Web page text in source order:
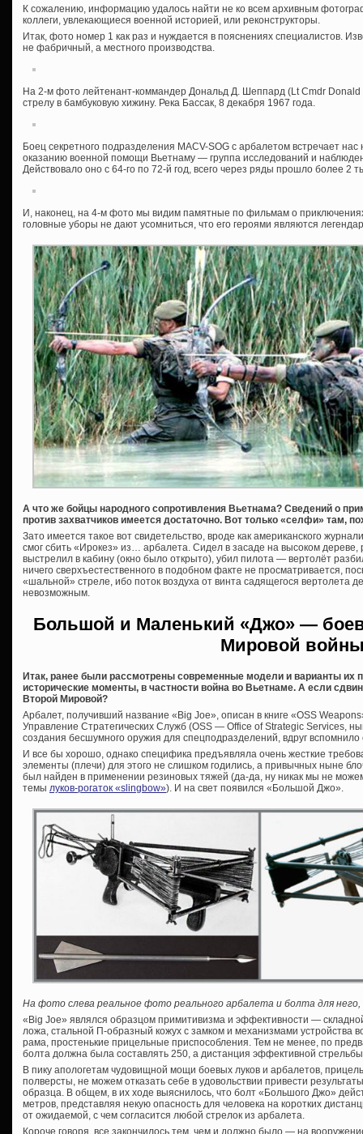
К сожалению, информацию удалось найти не ко всем архивным
коллеги, увлекающиеся военной историей, или реконструкторы.
Итак, фото номер 1 как раз и нуждается в пояснениях специалистов.
не фабричный, а местного производства.
На 2-м фото лейтенант-коммандер Дональд Д. Шеппард (Lt Cmdr Donald
стрелу в бамбуковую хижину. Река Бассак, 8 декабря 1967 года.
Боец секретного подразделения MACV-SOG с арбалетом встречает
оказанию военной помощи Вьетнаму — группа исследований и
Действовало оно с 64-го по 72-й год, всего через ряды прошло более 2
И, наконец, на 4-м фото мы видим памятные по фильмам о
головные уборы не дают усомниться, что его героями являются
А что же бойцы народного сопротивления Вьетнама? Сведений о
против захватчиков имеется достаточно. Вот только «селфи» там,
Зато имеется такое вот свидетельство, вроде как американского
смог сбить «Ирокез» из… арбалета. Сидел в засаде на высоком дереве,
выстрелил в кабину (окно было открыто), убил пилота — вертолёт
ничего сверхъестественного в подобном факте не просматривается,
«шальной» стреле, ибо поток воздуха от винта садящегося вертолета
невозможным.
Большой и Маленький «Джо» —
Мировой
Итак, ранее были рассмотрены современные модели и варианты их
исторические моменты, в частности война во Вьетнаме. А если
Второй Мировой?
Арбалет, получивший название «Big Joe», описан в книге «OSS
Управление Стратегических Служб (OSS — Office of Strategic Services,
создания бесшумного оружия для спецподразделений, вдруг
И все бы хорошо, однако специфика предъявляла очень жесткие
элементы (плечи) для этого не слишком годились, а привычных ныне
был найден в применении резиновых тяжей (да-да, ну никак мы не
темы луков-рогаток «slingbow»). И на свет появился «Большой Джо».
На фото слева реальное фото реального арбалета и болта для него,
«Big Joe» являлся образцом примитивизма и эффективности —
ложа, стальной П-образный кожух с замком и механизмами устройства
рама, простенькие прицельные приспособления. Тем не менее, по
болта должна была составлять 250, а дистанция эффективной
В пику апологетам чудовищной мощи боевых луков и арбалетов,
полверсты, не можем отказать себе в удовольствии привести
образца. В общем, в их ходе выяснилось, что болт «Большого Джо»
метров, представляя некую опасность для человека на коротких
от ожидаемой, с чем согласится любой стрелок из арбалета.
Короче говоря, все закончилось тем, чем и должно было — на